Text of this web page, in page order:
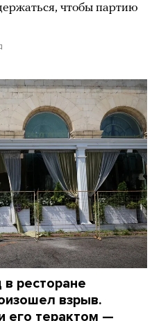
чтобы партию
ресторане
взрыв.
его терактом —